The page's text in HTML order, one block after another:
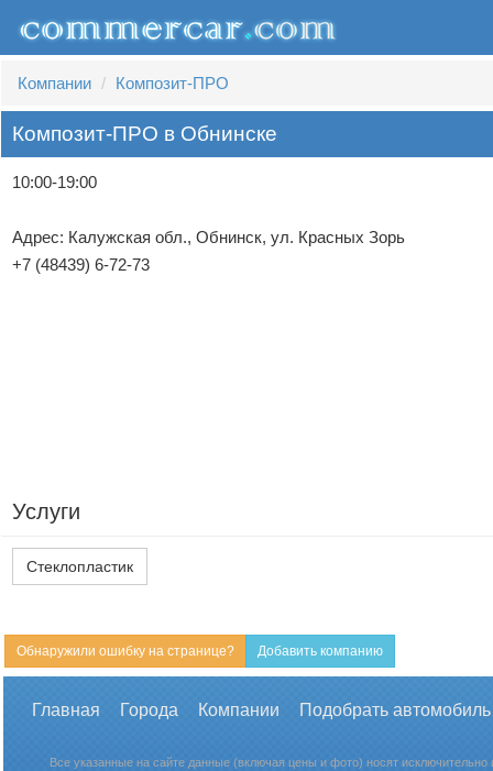
Компании Композит-ПРО
Композит-ПРО в Обнинске
10:00-19:00
Адрес: Калужская обл., Обнинск, ул. Красных Зорь
+7 (48439) 6-72-73
Услуги
Стеклопластик
Обнаружили ошибку на странице? Добавить компанию
Главная Города Компании Подобрать
Все указанные на сайте данные (включая цены и фото) носят